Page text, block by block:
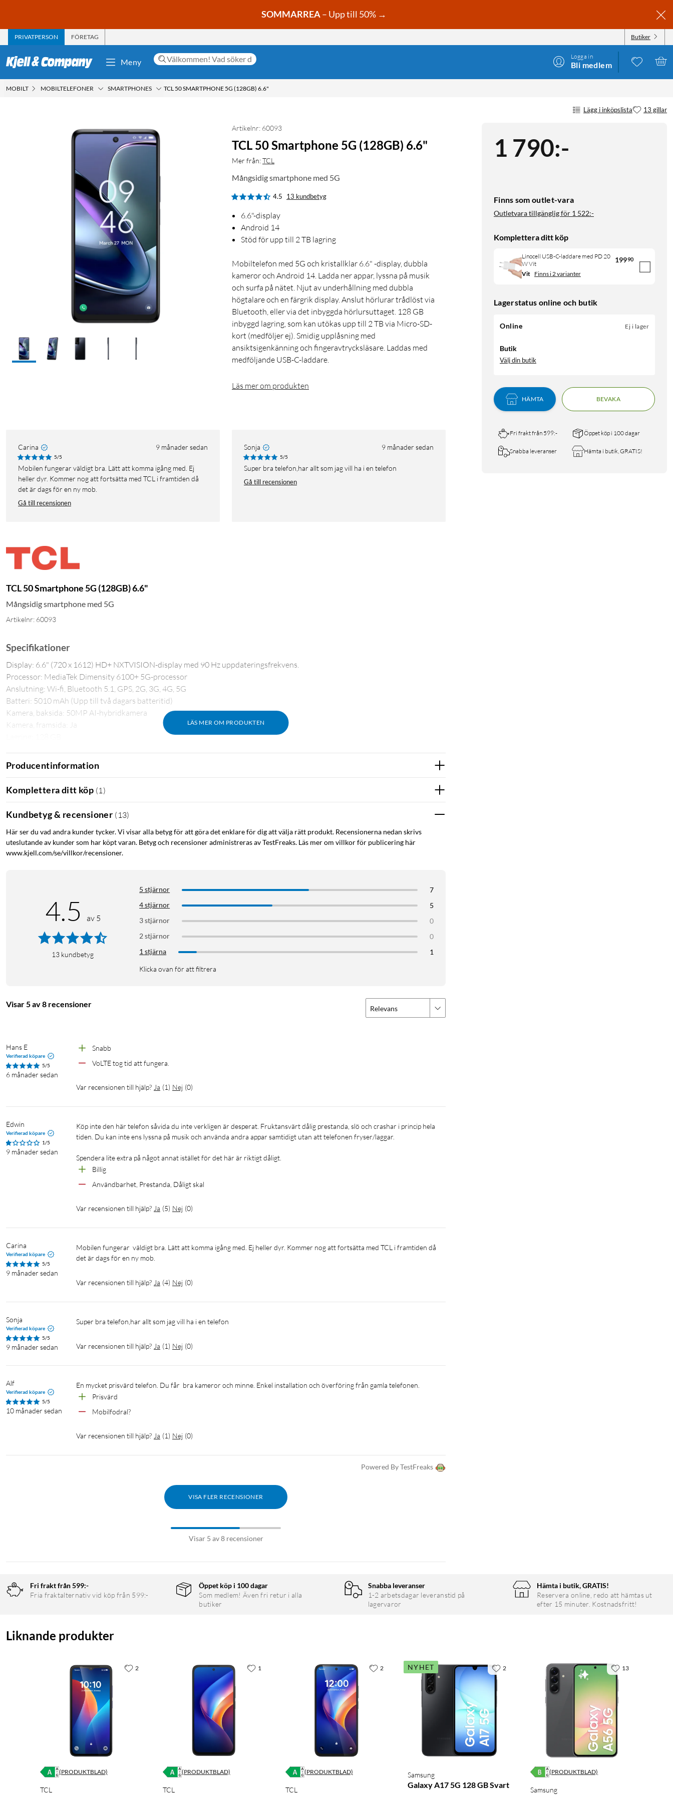
SOMMARREA– Upp till 50% →
PRIVATPERSON FÖRETAG Butiker
Meny
Logga in
Bli medlem
MOBILT MOBILTELEFONER SMARTPHONES TCL 50 SMARTPHONE 5G (128GB) 6.6"
Lägg i inköpslista 13 gillar
1 790:-
Finns som outlet-vara
Outletvara tillgänglig för 1 522:-
Komplettera ditt köp
Linocell USB-C-laddare med PD 20
W Vit
19990
Vit Finns i 2 varianter
Lagerstatus online och butik
Online Ej i lager
Butik
Välj din butik
HÄMTA BEVAKA
Fri frakt från 599:- Öppet köp i 100 dagar
Snabba leveranser Hämta i butik, GRATIS!
Artikelnr: 60093
TCL 50 Smartphone 5G (128GB) 6.6"
Mer från:TCL
Mångsidig smartphone med 5G
4.5 13 kundbetyg
6.6"-display
Android 14
Stöd för upp till 2 TB lagring
Mobiltelefon med 5G och kristallklar 6.6" -display, dubbla
kameror och Android 14. Ladda ner appar, lyssna på musik
och surfa på nätet. Njut av underhållning med dubbla
högtalare och en färgrik display. Anslut hörlurar trådlöst via
Bluetooth, eller via det inbyggda hörlursuttaget. 128 GB
inbyggd lagring, som kan utökas upp till 2 TB via Micro-SD-
kort (medföljer ej). Smidig upplåsning med
ansiktsigenkänning och fingeravtrycksläsare. Laddas med
medföljande USB-C-laddare.
Läs mer om produkten
Carina 9 månader sedan
5/5
Mobilen fungerar väldigt bra. Lätt att komma igång med. Ej
heller dyr. Kommer nog att fortsätta med TCL i framtiden då
det är dags för en ny mob.
Gå till recensionen
Sonja 9 månader sedan
5/5
Super bra telefon,har allt som jag vill ha i en telefon
Gå till recensionen
TCL 50 Smartphone 5G (128GB) 6.6"
Mångsidig smartphone med 5G
Artikelnr: 60093
LÄS MER OM PRODUKTEN
Specifikationer
Display: 6.6" (720 x 1612) HD+ NXTVISION-display med 90 Hz uppdateringsfrekvens.
Processor: MediaTek Dimensity 6100+ 5G-processor
Anslutning: Wi-fi, Bluetooth 5.1, GPS, 2G, 3G, 4G, 5G
Batteri: 5010 mAh (Upp till två dagars batteritid)
Kamera, baksida: 50MP AI-hybridkamera
Kamera, framsida: Ja
Mått: 164,09 x 75,04 x 8,31 mm
Levereras med USB-C kabel.
Producentinformation
Komplettera ditt köp (1 )
Kundbetyg & recensioner ( 13)
Här ser du vad andra kunder tycker. Vi visar alla betyg för att göra det enklare för dig att välja rätt produkt. Recensionerna nedan skrivs
uteslutande av kunder som har köpt varan. Betyg och recensioner administreras av TestFreaks. Läs mer om villkor för publicering här
www.kjell.com/se/villkor/recensioner.
4.5 av 5
13 kundbetyg
5 stjärnor
7
4 stjärnor
5
3 stjärnor
0
2 stjärnor
0
1 stjärna
1
Klicka ovan för att filtrera
Visar 5 av 8 recensioner Relevans
Hans E
Verifierad köpare
5/5
6 månader sedan
Snabb
VoLTE tog tid att fungera.
Var recensionen till hjälp? Ja (1) Nej (0)
Edwin
Verifierad köpare
1/5
9 månader sedan
Köp inte den här telefon såvida du inte verkligen är desperat. Fruktansvärt dålig prestanda, slö och crashar i princip hela
tiden. Du kan inte ens lyssna på musik och använda andra appar samtidigt utan att telefonen fryser/laggar.
Spendera lite extra på något annat istället för det här är riktigt dåligt.
Billig
Användbarhet, Prestanda, Dåligt skal
Var recensionen till hjälp? Ja (5) Nej (0)
Carina
Verifierad köpare
5/5
9 månader sedan
Mobilen fungerar  väldigt bra. Lätt att komma igång med. Ej heller dyr. Kommer nog att fortsätta med TCL i framtiden då
det är dags för en ny mob.
Var recensionen till hjälp? Ja (4) Nej (0)
Sonja
Verifierad köpare
5/5
9 månader sedan
Super bra telefon,har allt som jag vill ha i en telefon
Var recensionen till hjälp? Ja (1) Nej (0)
Alf
Verifierad köpare
5/5
10 månader sedan
En mycket prisvärd telefon. Du får  bra kameror och minne. Enkel installation och överföring från gamla telefonen.
Prisvärd
Mobilfodral?
Var recensionen till hjälp? Ja (1) Nej (0)
Powered By TestFreaks
VISA FLER RECENSIONER
Visar 5 av 8 recensioner
Fri frakt från 599:-
Fria fraktalternativ vid köp från 599:-
Öppet köp i 100 dagar
Som medlem! Även fri retur i alla
butiker
Snabba leveranser
1-2 arbetsdagar leveranstid på
lagervaror
Hämta i butik, GRATIS!
Reservera online, redo att hämtas ut
efter 15 minuter. Kostnadsfritt!
Liknande produkter
(PRODUKTBLAD)
TCL
2
(PRODUKTBLAD)
TCL
1
(PRODUKTBLAD)
TCL
2 NYHET
Samsung
Galaxy A17 5G 128 GB Svart
2
(PRODUKTBLAD)
Samsung
13